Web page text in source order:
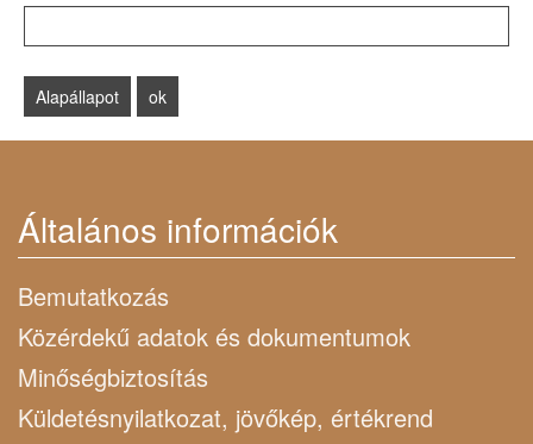
Általános információk
Bemutatkozás
Közérdekű adatok és dokumentumok
Minőségbiztosítás
Küldetésnyilatkozat, jövőkép, értékrend